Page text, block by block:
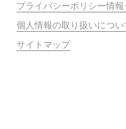
プライバシーポリシー情報
個人情報の取り扱いについ
サイトマップ